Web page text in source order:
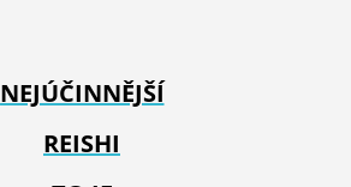
NEJÚČINNĚJŠÍ
REISHI